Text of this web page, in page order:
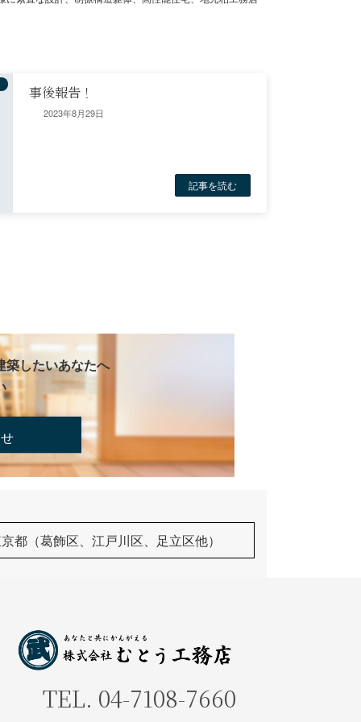
事後報告！
2023年8月29日
記事を読む
築したいあなたへ
（葛飾区、江戸川区、足立区他）
TEL. 04-7108-7660